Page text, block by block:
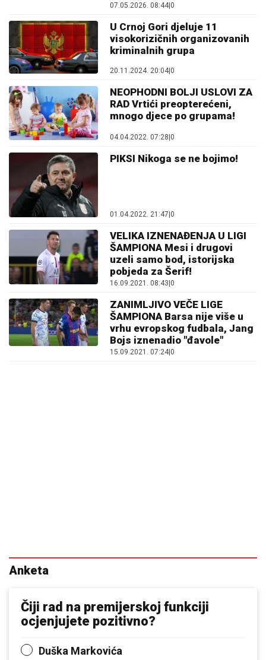
07.05.2026. 08:44 0
U Crnoj Gori djeluje 11
visokorizičnih organizovanih
kriminalnih grupa
20.11.2024. 20:04 0
NEOPHODNI BOLJI USLOVI ZA
RAD Vrtići preopterećeni,
mnogo djece po grupama!
04.04.2022. 07:28|0
PIKSI Nikoga se ne bojimo!
01.04.2022. 21:47 0
VELIKA IZNENAĐENJA U LIGI
ŠAMPIONA Mesi i drugovi
uzeli samo bod, istorijska
pobjeda za Šerif!
16.09.2021. 08:43 0
ZANIMLJIVO VEČE LIGE
ŠAMPIONA Barsa nije više u
vrhu evropskog fudbala, Jang
Bojs iznenadio "đavole"
15.09.2021. 07:24 0
Anketa
Čiji rad na premijerskoj funkciji
ocjenjujete pozitivno?
Duška Markovića